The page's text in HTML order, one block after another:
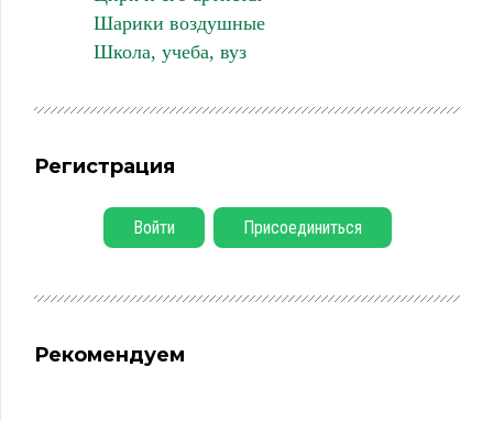
Шарики воздушные
Школа, учеба, вуз
Регистрация
Войти Присоединиться
Рекомендуем